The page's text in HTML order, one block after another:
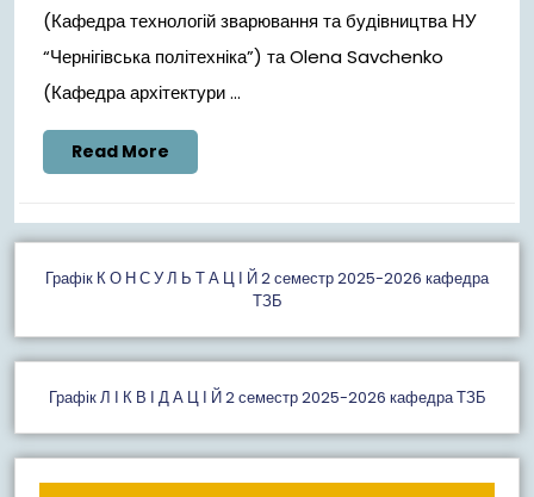
(Кафедра технологій зварювання та будівництва НУ
“Чернігівська політехніка”) та Olena Savchenko
(Кафедра архітектури ...
Read More
More
Графiк К О Н С У Л Ь Т А Ц І Й 2 семестр 2025-2026 кафедра
ТЗБ
Графік Л І К В І Д А Ц І Й 2 семестр 2025-2026 кафедра ТЗБ